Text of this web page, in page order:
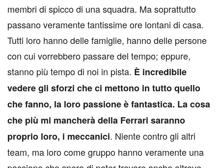
membri di spicco di una squadra. Ma soprattutto
passano veramente tantissime ore lontani di casa.
Tutti loro hanno delle famiglie, hanno delle persone
con cui vorrebbero passare del tempo; eppure,
stanno più tempo di noi in pista. È incredibile
vedere gli sforzi che ci mettono in tutto quello
che fanno, la loro passione è fantastica. La cosa
che più mi mancherà della Ferrari saranno
proprio loro, i meccanici. Niente contro gli altri
team, ma loro come gruppo hanno veramente una